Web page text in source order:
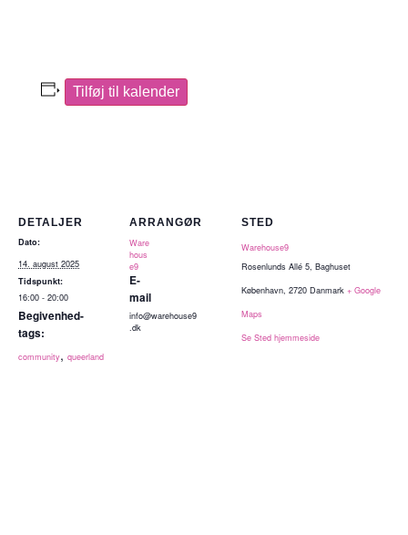
Tilføj til kalender
DETALJER
Dato:
14. august 2025
Tidspunkt:
16:00 - 20:00
Begivenhed-
tags:
community, queerland
ARRANGØR
Ware
hous
e9
E-
mail
info@warehouse9
.dk
STED
Warehouse9
Rosenlunds Allé 5, Baghuset
København, 2720 Danmark + Google
Maps
Se Sted hjemmeside